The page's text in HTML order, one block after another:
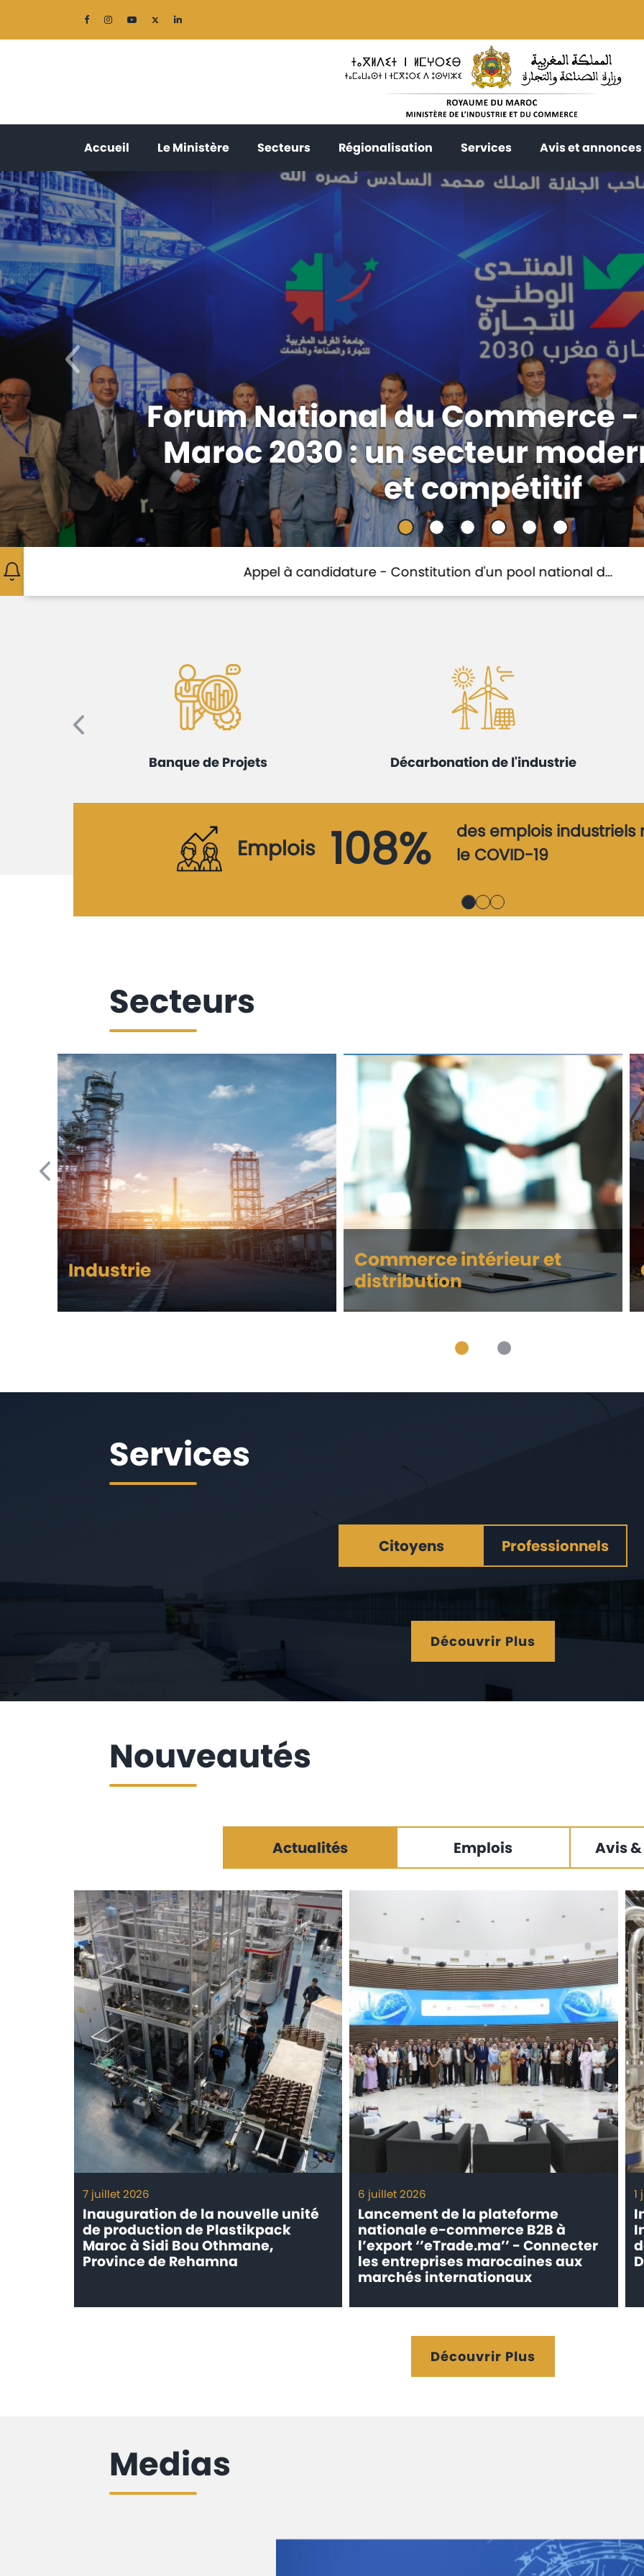
Accueil (current)
Le Ministère(current)Secteurs(current)Régionalisation (current)
Services(current)Avis et annonces
Appel à Projets 2026-2028 -
Soutien à l’Innovation :
d’appui à
Précédent
Appel à candidature - Constitution d'un pool national d…
Banque de Projets Décarbonation de l'industrie
Emplois 108%
des emplois industriels
le COVID-19
Secteurs
Industrie
Commerce intérieur et
distribution
Services
Citoyens Professionnels
Découvrir Plus
Nouveautés
Actualités Emplois Avis
7 juillet 2026
Inauguration de la nouvelle unité
de production de Plastikpack
Maroc à Sidi Bou Othmane,
Province de Rehamna
6 juillet 2026
Lancement de la plateforme
nationale e-commerce B2B à
l’export ‘’eTrade.ma’’ - Connecter
les entreprises marocaines aux
marchés internationaux
1
Découvrir Plus
Medias